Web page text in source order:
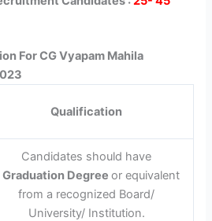
For CG Vyapam Mahila
Qualification
Candidates should have
Graduation Degreeor equivalent
from a recognized Board/
University/ Institution.